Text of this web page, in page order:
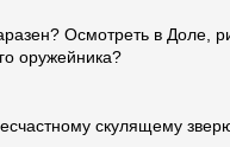
Осмотреть в Доле,
оружейника?
скулящему